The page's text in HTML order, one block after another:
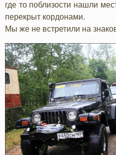
где то поблизости нашли
перекрыт кордонами.
Мы же не встретили на